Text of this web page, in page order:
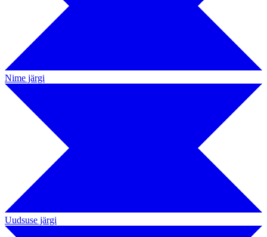
Nime järgi
Uudsuse järgi